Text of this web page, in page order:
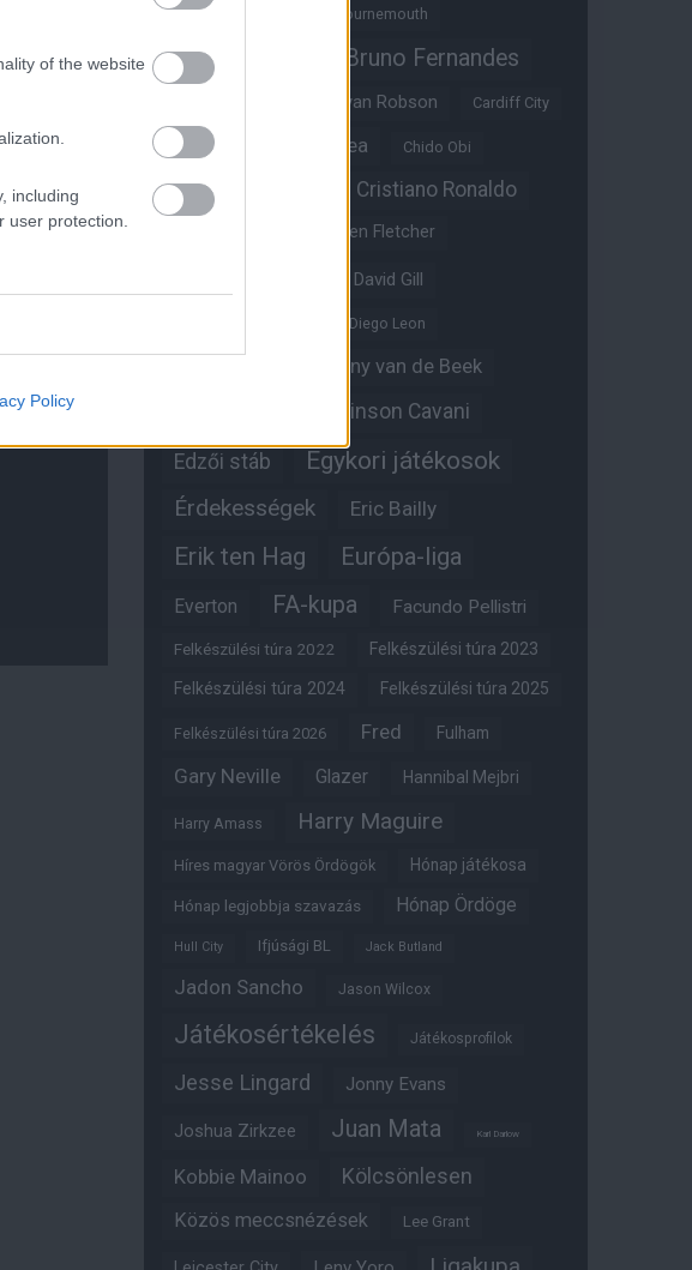
of the website
including
protection.
Policy
Benjamin Sesko Bournemouth
Brandon Williams Bruno Fernandes
Bryan Robson Cardiff City
Casemiro Chelsea Chido Obi
Christian Eriksen Cristiano Ronaldo
Darren Fletcher
David Gill
Diego Leon
Donny van de Beek
Edinson Cavani
Edzői stáb Egykori játékosok
Érdekességek Eric Bailly
Erik ten Hag Európa-liga
Everton FA-kupa Facundo Pellistri
Felkészülési túra 2022 Felkészülési túra 2023
Felkészülési túra 2024 Felkészülési túra 2025
Felkészülési túra 2026 Fred Fulham
Gary Neville Glazer Hannibal Mejbri
Harry Amass Harry Maguire
Híres magyar Vörös Ördögök Hónap játékosa
Hónap legjobbja szavazás Hónap Ördöge
Hull City Ifjúsági BL Jack Butland
Jadon Sancho Jason Wilcox
Játékosértékelés Játékosprofilok
Jesse Lingard Jonny Evans
Joshua Zirkzee Juan Mata Karl Darlow
Kobbie Mainoo Kölcsönlesen
Közös meccsnézések Lee Grant